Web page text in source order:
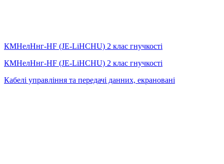
КМНелНнг-HF (JE-LiHСНU) 2 клас гнучкості
КМНелНнг-HF (JE-LiHСНU) 2 клас гнучкості
Кабелі управління та передачі данних, екрановані